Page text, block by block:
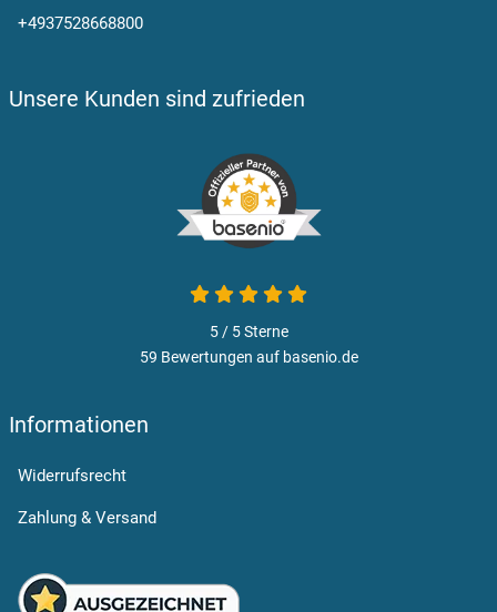
+4937528668800
Unsere Kunden sind zufrieden
5 von 5
5 / 5Sterne
59 Bewertungen auf basenio.de
Informationen
Widerrufsrecht
Zahlung & Versand